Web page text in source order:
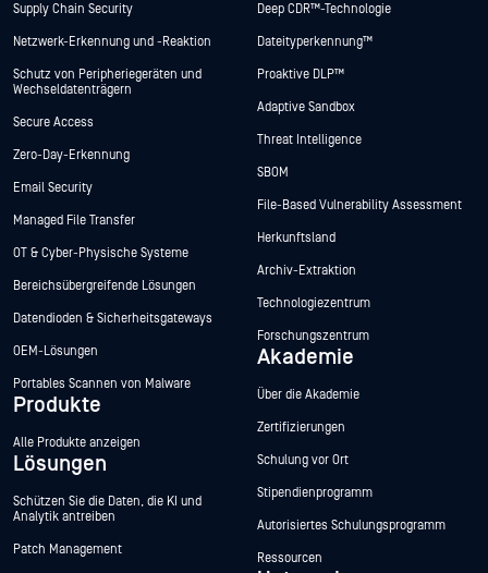
Supply Chain Security
Netzwerk-Erkennung und -Reaktion
Schutz von Peripheriegeräten und
Wechseldatenträgern
Secure Access
Zero-Day-Erkennung
Email Security
Managed File Transfer
OT & Cyber-Physische Systeme
Bereichsübergreifende Lösungen
Datendioden & Sicherheitsgateways
OEM-Lösungen
Portables Scannen von Malware
Produkte
Alle Produkte anzeigen
Lösungen
Schützen Sie die Daten, die KI und
Analytik antreiben
Patch Management
Deep CDR™-Technologie
Dateityperkennung™
Proaktive DLP™
Adaptive Sandbox
Threat Intelligence
SBOM
File-Based Vulnerability Assessment
Herkunftsland
Archiv-Extraktion
Technologiezentrum
Forschungszentrum
Akademie
Über die Akademie
Zertifizierungen
Schulung vor Ort
Stipendienprogramm
Autorisiertes Schulungsprogramm
Ressourcen